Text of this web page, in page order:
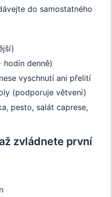
do samostatného
hodin denně)
vyschnutí ani přelití
(podporuje větvení)
pesto, salát caprese,
zvládnete první